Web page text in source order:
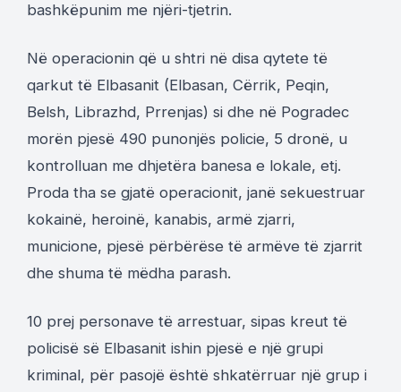
bashkëpunim me njëri-tjetrin.
Në operacionin që u shtri në disa qytete të
qarkut të Elbasanit (Elbasan, Cërrik, Peqin,
Belsh, Librazhd, Prrenjas) si dhe në Pogradec
morën pjesë 490 punonjës policie, 5 dronë, u
kontrolluan me dhjetëra banesa e lokale, etj.
Proda tha se gjatë operacionit, janë sekuestruar
kokainë, heroinë, kanabis, armë zjarri,
municione, pjesë përbërëse të armëve të zjarrit
dhe shuma të mëdha parash.
10 prej personave të arrestuar, sipas kreut të
policisë së Elbasanit ishin pjesë e një grupi
kriminal, për pasojë është shkatërruar një grup i